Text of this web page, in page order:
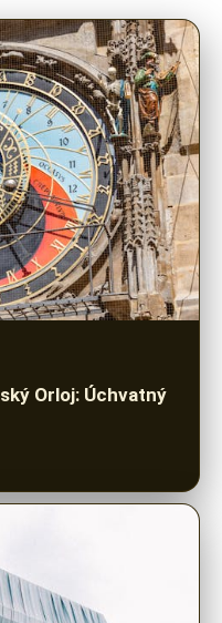
Orloj: Úchvatný